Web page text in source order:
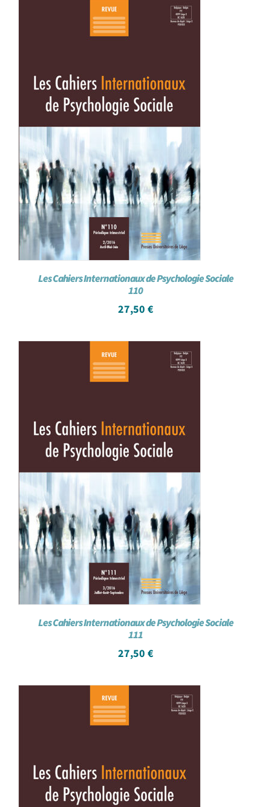
Les Cahiers Internationaux de Psychologie Sociale
110
27,50 €
Les Cahiers Internationaux de Psychologie Sociale
111
27,50 €